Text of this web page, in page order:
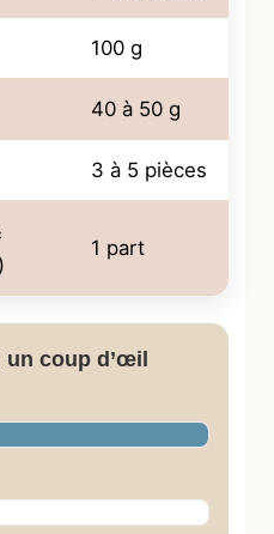
100 g
40 à 50 g
3 à 5 pièces
1 part
un coup d’œil